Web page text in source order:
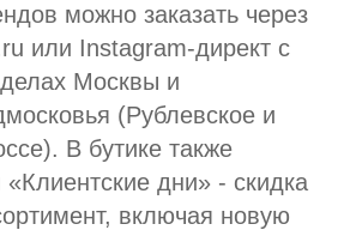
можно заказать через
или Instagram-директ с
Москвы и
(Рублевское и
В бутике также
«Клиентские дни» - скидка
включая новую